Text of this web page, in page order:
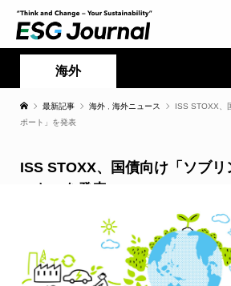
海外
最新記事 海外 海外ニュース
ISS STOXX、
ポート」を発表
ISS STOXX、国債向け「ソブ
ート」を発表